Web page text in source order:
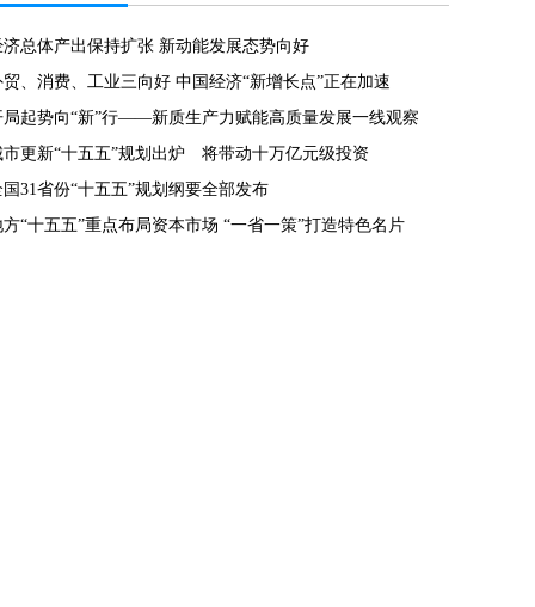
济总体产出保持扩张 新动能发展态势向好
贸、消费、工业三向好 中国经济“新增长点”正在加速
局起势向“新”行——新质生产力赋能高质量发展一线观察
市更新“十五五”规划出炉 将带动十万亿元级投资
国31省份“十五五”规划纲要全部发布
方“十五五”重点布局资本市场 “一省一策”打造特色名片